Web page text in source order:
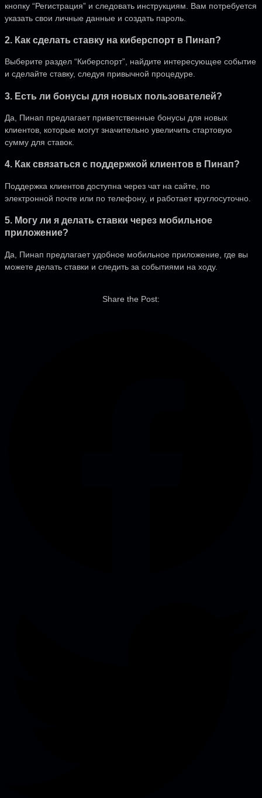
кнопку “Регистрация” и следовать инструкциям. Вам потребуется
указать свои личные данные и создать пароль.
2. Как сделать ставку на киберспорт в Пинап?
Выберите раздел “Киберспорт”, найдите интересующее событие
и сделайте ставку, следуя привычной процедуре.
3. Есть ли бонусы для новых пользователей?
Да, Пинап предлагает приветственные бонусы для новых
клиентов, которые могут значительно увеличить стартовую
сумму для ставок.
4. Как связаться с поддержкой клиентов в Пинап?
Поддержка клиентов доступна через чат на сайте, по
электронной почте или по телефону, и работает круглосуточно.
5. Могу ли я делать ставки через мобильное
приложение?
Да, Пинап предлагает удобное мобильное приложение, где вы
можете делать ставки и следить за событиями на ходу.
Share the Post: